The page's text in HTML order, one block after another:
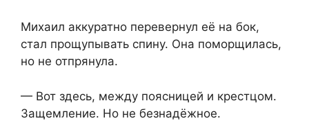
Михаил аккуратно перевернул её на бок,
стал прощупывать спину. Она поморщилась,
но не отпрянула.
— Вот здесь, между поясницей и крестцом.
Защемление. Но не безнадёжное.